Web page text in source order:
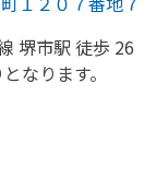
堺市駅 徒歩 26
なります。